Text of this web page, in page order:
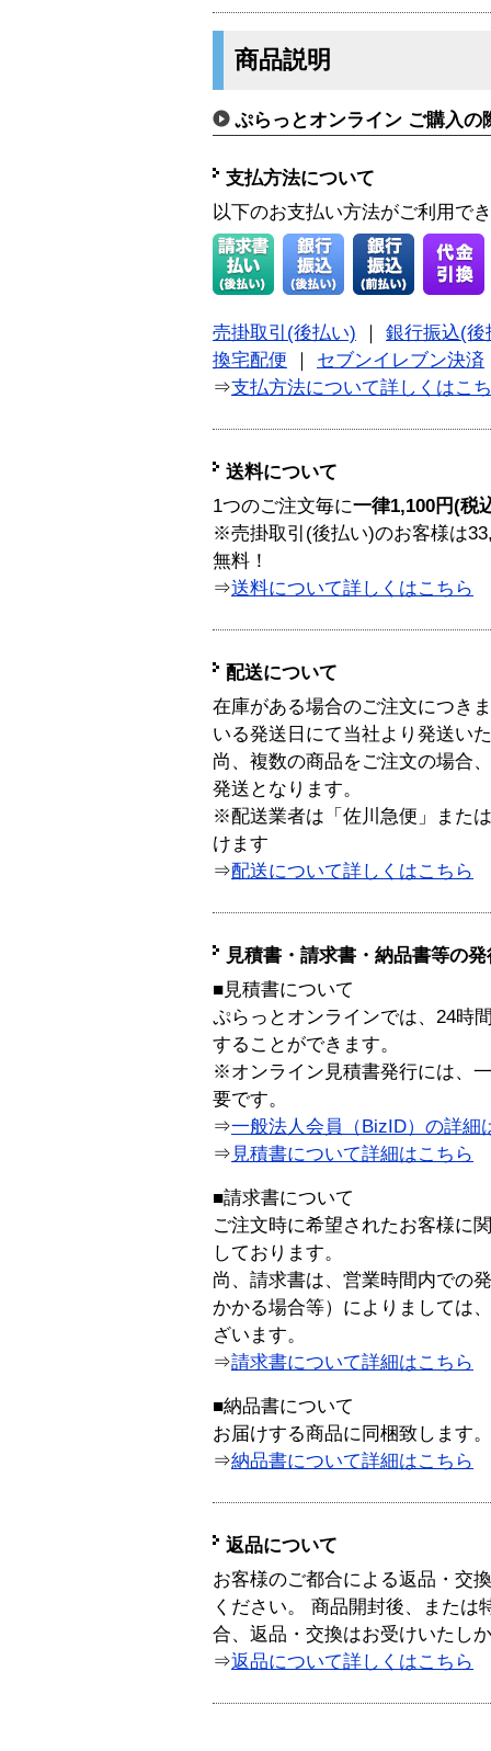
商品説明
ぷらっとオンライン ご購入の
支払方法について
以下のお支払い方法がご利用で
売掛取引(後払い)
銀行振込(後
換宅配便
セブンイレブン決済
⇒支払方法について詳しくはこ
送料について
1つのご注文毎に一律1,100円(税
※売掛取引(後払い)のお客様は
無料！
⇒送料について詳しくはこちら
配送について
在庫がある場合のご注文につき
いる発送日にて当社より発送い
尚、複数の商品をご注文の場合
発送となります。
※配送業者は「佐川急便」また
けます
⇒配送について詳しくはこちら
見積書・請求書・納品書等の
■見積書について
ぷらっとオンラインでは、24時
することができます。
※オンライン見積書発行には、
要です。
⇒一般法人会員（BizID）の詳細
⇒ 見積書について詳細はこちら
■請求書について
ご注文時に希望されたお客様に
しております。
尚、請求書は、営業時間内での
かかる場合等）によりましては
ざいます。
⇒請求書について詳細はこちら
■納品書について
お届けする商品に同梱致します。
⇒納品書について詳細はこちら
返品について
お客様のご都合による返品・交
ください。 商品開封後、または
合、返品・交換はお受けいたし
⇒返品について詳しくはこちら